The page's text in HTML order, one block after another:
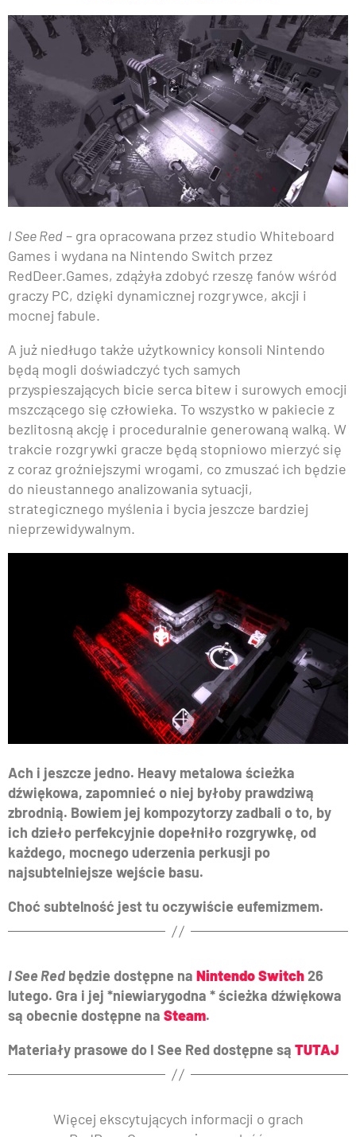
I See Red– gra opracowana przez studio Whiteboard
Games i wydana na Nintendo Switch przez
RedDeer.Games, zdążyła zdobyć rzeszę fanów wśród
graczy PC, dzięki dynamicznej rozgrywce, akcji i
mocnej fabule.
A już niedługo także użytkownicy konsoli Nintendo
będą mogli doświadczyć tych samych
przyspieszających bicie serca bitew i surowych emocji
mszczącego się człowieka. To wszystko w pakiecie z
bezlitosną akcję i proceduralnie generowaną walką. W
trakcie rozgrywki gracze będą stopniowo mierzyć się
z coraz groźniejszymi wrogami, co zmuszać ich będzie
do nieustannego analizowania sytuacji,
strategicznego myślenia i bycia jeszcze bardziej
nieprzewidywalnym.
Ach i jeszcze jedno. Heavy metalowa ścieżka
dźwiękowa, zapomnieć o niej byłoby prawdziwą
zbrodnią. Bowiem jej kompozytorzy zadbali o to, by
ich dzieło perfekcyjnie dopełniło rozgrywkę, od
każdego, mocnego uderzenia perkusji po
najsubtelniejsze wejście basu.
Choć subtelność jest tu oczywiście eufemizmem.
I See Red będzie dostępne na Nintendo Switch26
lutego. Gra i jej *niewiarygodna * ścieżka dźwiękowa
są obecnie dostępne na Steam.
Materiały prasowe do I See Red dostępne są TUTAJ
Więcej ekscytujących informacji o grach